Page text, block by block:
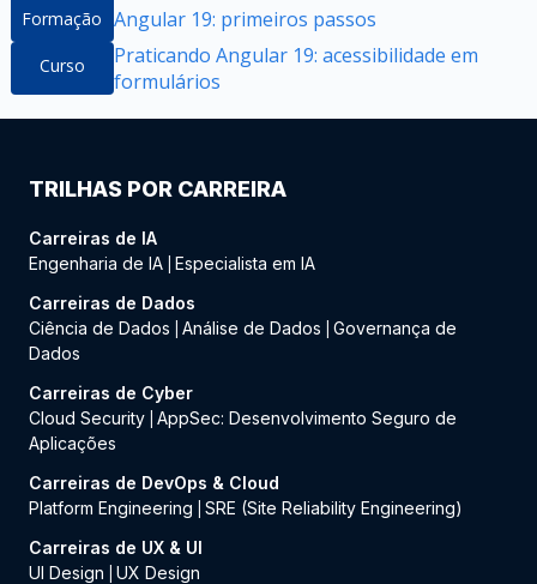
Formação Angular 19: primeiros passos
Curso
Praticando Angular 19: acessibilidade em
formulários
TRILHAS POR CARREIRA
Carreiras de IA
Engenharia de IA Especialista em IA
Carreiras de Dados
Ciência de Dados
Análise de Dados
Governança de
Dados
Carreiras de Cyber
Cloud Security AppSec: Desenvolvimento Seguro de
Aplicações
Carreiras de DevOps & Cloud
Platform Engineering
SRE (Site Reliability Engineering)
Carreiras de UX & UI
UI Design
UX Design